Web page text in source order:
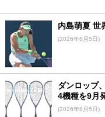
内島萌夏 世
(2026年8月5日)
ダンロップ
4機種を9月
(2026年8月5日)